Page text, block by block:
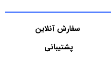
سفارش آنلاین
پشتیبانی